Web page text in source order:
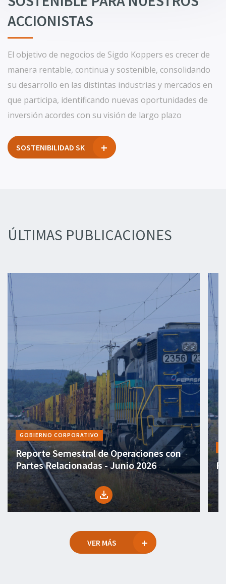
ACCIONISTAS
El objetivo de negocios de Sigdo Koppers es crecer de
manera rentable, continua y sostenible, consolidando
su desarrollo en las distintas industrias y mercados en
que participa, identificando nuevas oportunidades de
inversión acordes con su visión de largo plazo
SOSTENIBILIDAD SK
ÚLTIMAS PUBLICACIONES
GOBIERNO CORPORATIVO
Reporte Semestral de Operaciones con
Partes Relacionadas - Junio 2026
file_download
VER MÁS